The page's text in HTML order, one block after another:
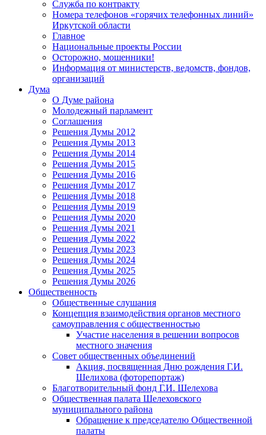
Служба по контракту
Номера телефонов «горячих телефонных линий»
Иркутской области
Главное
Национальные проекты России
Осторожно, мошенники!
Информация от министерств, ведомств, фондов,
организаций
Дума
О Думе района
Молодежный парламент
Соглашения
Решения Думы 2012
Решения Думы 2013
Решения Думы 2014
Решения Думы 2015
Решения Думы 2016
Решения Думы 2017
Решения Думы 2018
Решения Думы 2019
Решения Думы 2020
Решения Думы 2021
Решения Думы 2022
Решения Думы 2023
Решения Думы 2024
Решения Думы 2025
Решения Думы 2026
Общественность
Общественные слушания
Концепция взаимодействия органов местного
самоуправления с общественностью
Участие населения в решении вопросов
местного значения
Совет общественных объединений
Акция, посвященная Дню рождения Г.И.
Шелихова (фоторепортаж)
Благотворительный фонд Г.И. Шелехова
Общественная палата Шелеховского
муниципального района
Обращение к председателю Общественной
палаты